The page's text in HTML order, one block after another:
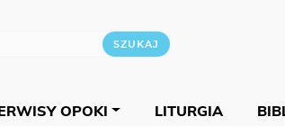
OPOKI LITURGIA